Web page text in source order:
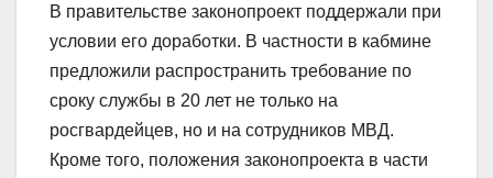
В правительстве законопроект поддержали при
условии его доработки. В частности в кабмине
предложили распространить требование по
сроку службы в 20 лет не только на
росгвардейцев, но и на сотрудников МВД.
Кроме того, положения законопроекта в части